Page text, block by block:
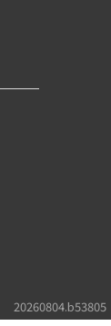
20260804.b53805